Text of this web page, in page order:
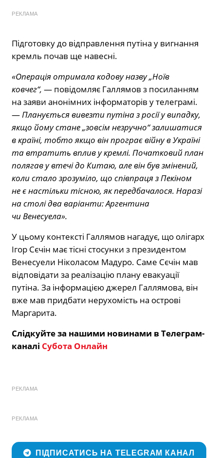
РЕКЛАМА
Підготовку до відправлення путіна у вигнання
кремль почав ще навесні.
«Операція отримала кодову назву „Ноїв
ковчег“, — повідомляє Галлямов з посиланням
на заяви анонімних інформаторів у телеграмі.
—Планується вивезти путіна з росії у випадку,
якщо йому стане „зовсім незручно“ залишатися
в країні, тобто якщо він програє війну в Україні
та втратить вплив у кремлі. Початковий план
полягав у втечі до Китаю, але він був змінений,
коли стало зрозуміло, що співпраця з Пекіном
не є настільки тісною, як передбачалося. Наразі
на столі два варіанти: Аргентина
чи Венесуела».
У цьому контексті Галлямов нагадує, що олігарх
Ігор Сєчін має тісні стосунки з президентом
Венесуели Ніколасом Мадуро. Саме Сєчін мав
відповідати за реалізацію плану евакуації
путіна. За інформацією джерел Галлямова, він
вже мав придбати нерухомість на острові
Маргарита.
Слідкуйте за нашими новинами в Телеграм-
каналі Субота Онлайн
РЕКЛАМА
РЕКЛАМА
ПІДПИСАТИСЬ НА TELEGRAM КАНАЛ